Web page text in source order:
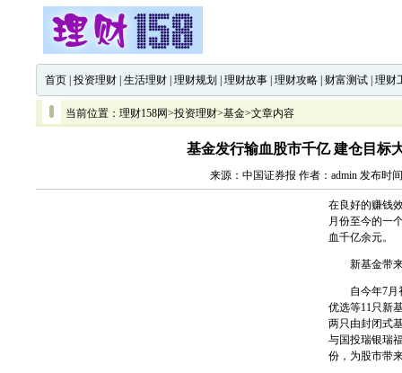
首页 投资理财 生活理财 理财规划 理财故事 理财攻略 财富测试 理财
当前位置： 理财158网>投资理财>基金>文章内容
基金发行输血股市千亿 建仓目标
来源：中国证券报 作者：admin 发布时
在良好的赚钱
月份至今的一
血千亿余元。
新基金带来
自今年7月初
优选等11只新
两只由封闭式
与国投瑞银瑞
份，为股市带